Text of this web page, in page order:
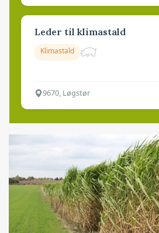
Leder til klimastald
Klimastald
9670, Løgstør